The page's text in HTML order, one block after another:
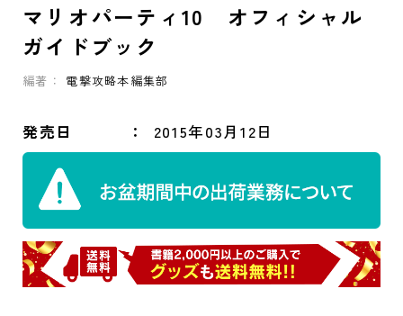
マリオパーティ10 オフィシャル
ガイドブック
編著： 電撃攻略本編集部
発売日 2015年03月12日